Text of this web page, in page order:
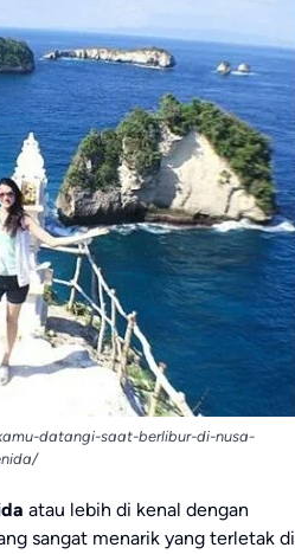
datangi-saat-berlibur-di-nusa-
atau lebih di kenal dengan
sangat menarik yang terletak di